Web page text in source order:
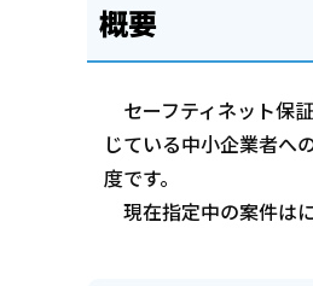
概要
セーフティネット保
じている中小企業者へ
度です。
現在指定中の案件は